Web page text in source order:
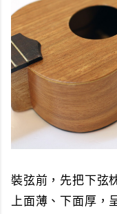
裝弦前，先把下弦
上面薄、下面厚，